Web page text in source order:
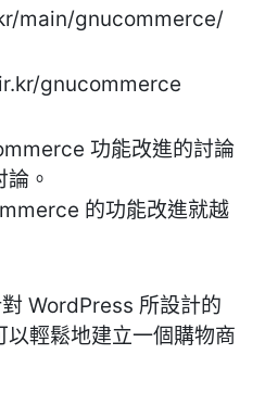
main/gnucommerce/
gnucommerce
功能改進的討論
。
的功能改進就越
WordPress 所設計的
輕鬆地建立一個購物商